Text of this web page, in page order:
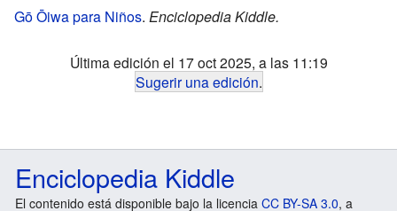
Gō Ōiwa para Niños. Enciclopedia Kiddle.
Última edición el 17 oct 2025, a las 11:19
Sugerir una edición.
Enciclopedia Kiddle
El contenido está disponible bajo la licencia CC BY-SA 3.0, a